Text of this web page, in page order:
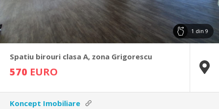
1 din 9
Spatiu birouri clasa A, zona Grigorescu
570 EURO
Koncept Imobiliare